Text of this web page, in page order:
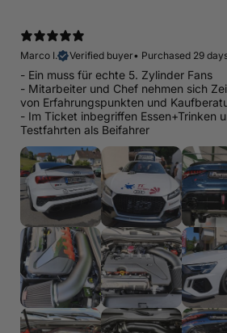
Marco I.
Verified buyer• Purchased 29
- Ein muss für echte 5. Zylinder Fans
- Mitarbeiter und Chef nehmen sich
von Erfahrungspunkten und
- Im Ticket inbegriffen Essen+Trinken
Testfahrten als Beifahrer